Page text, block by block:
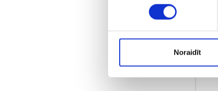
Noraidīt